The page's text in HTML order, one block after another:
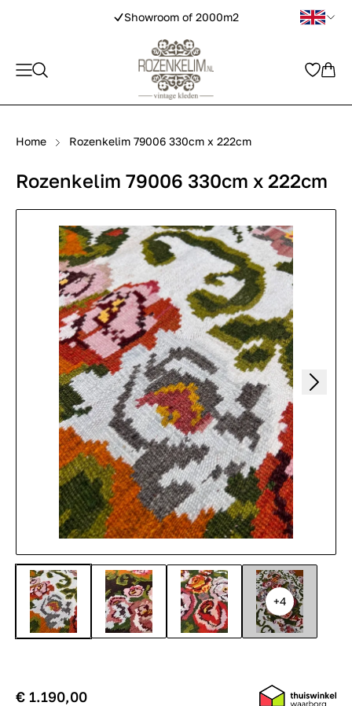
Showroom of 2000m2
Home Rozenkelim 79006 330cm x 222cm
+4
Rozenkelim 79006 330cm x 222cm
€ 1.190,00